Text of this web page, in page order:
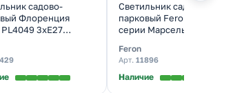
садово-
Флоренция
3xE27
(столб 2,25м)
Светильник садово-
парковый Feron PL6006
серии Марсель столб 60W
Feron
Арт. 11896
Наличие